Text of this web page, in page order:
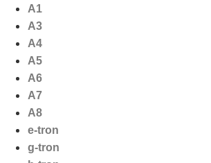
naar
inhoud
A1
A3
A4
A5
A6
A7
A8
e-tron
g-tron